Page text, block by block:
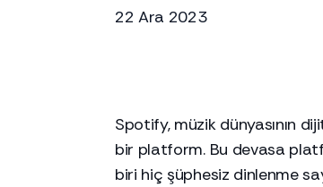
22 Ara 2023
Spotify, müzik dünyasının
bir platform. Bu devasa
biri hiç şüphesiz dinlenme